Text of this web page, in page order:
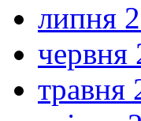
липня
червня
травня